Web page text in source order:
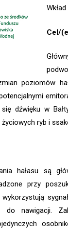
Cel/
poziomów
się dźwięku w
ryb i
hałasu są
przy
do nawigacji.